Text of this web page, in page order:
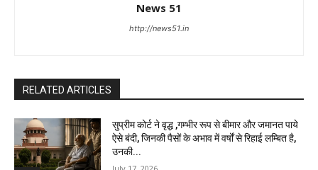
News 51
http://news51.in
RELATED ARTICLES
सुप्रीम कोर्ट ने वृद्ध ,गम्भीर रूप से बीमार और जमानत पाये
ऐसे बंदी, जिनकी पैसों के अभाव में वर्षों से रिहाई लम्बित है,
उनकी...